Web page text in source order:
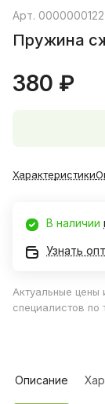
Арт. 0000000122
Пружина
380 ₽
Характеристики
В наличии
Узнать
Актуальные цены
специалистов по
Описание